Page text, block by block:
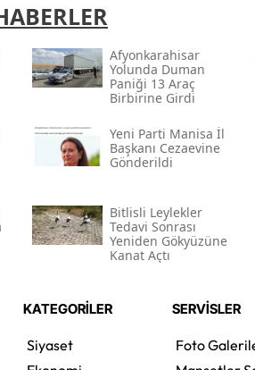
Afyonkarahisar
Yolunda Duman
Paniği 13 Araç
Birbirine Girdi
Yeni Parti Manisa İl
Başkanı Cezaevine
Gönderildi
Bitlisli Leylekler
Tedavi Sonrası
Yeniden Gökyüzüne
Kanat Açtı
KATEGORİLER
Siyaset
SERVİSLER
Foto